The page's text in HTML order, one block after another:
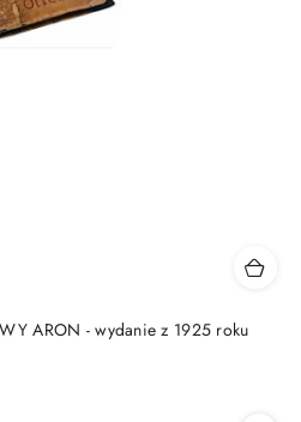
ARON - wydanie z 1925 roku